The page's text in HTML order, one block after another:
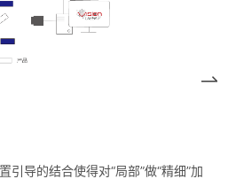
引导的结合使得对“局部”做“精细”加